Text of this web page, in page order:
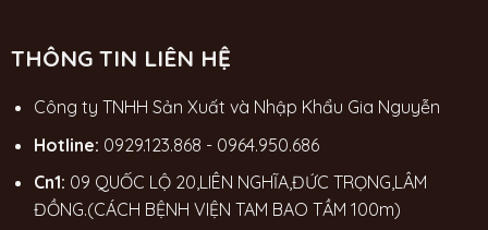
THÔNG TIN LIÊN HỆ
Công ty TNHH Sản Xuất và Nhập Khẩu Gia Nguyễn
Hotline: 0929.123.868 - 0964.950.686
Cn1: 09 QUỐC LỘ 20,LIÊN NGHĨA,ĐỨC TRỌNG,LÂM
ĐỒNG.(CÁCH BỆNH VIỆN TAM BAO TẦM 100m)